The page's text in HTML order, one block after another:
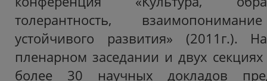
толерантность,
устойчивого развития» (2011г.).
пленарном заседании и двух
более 30 научных докладов